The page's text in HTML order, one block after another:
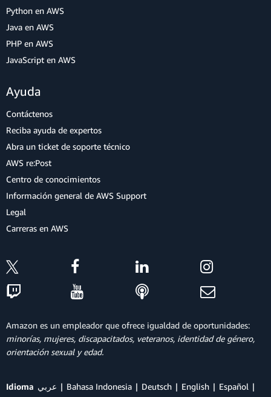
Python en AWS
Java en AWS
PHP en AWS
JavaScript en AWS
Ayuda
Contáctenos
Reciba ayuda de expertos
Abra un ticket de soporte técnico
AWS re:Post
Centro de conocimientos
Información general de AWS Support
Legal
Carreras en AWS
Amazon es un empleador que ofrece igualdad de oportunidades:
minorías, mujeres, discapacitados, veteranos, identidad de género,
orientación sexual y edad.
Idioma عربي Bahasa Indonesia Deutsch English Español